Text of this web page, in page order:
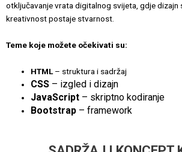
otključavanje vrata digitalnog svijeta, gdje dizajn
kreativnost postaje stvarnost.
Teme koje možete očekivati su:
HTML – struktura i sadržaj
CSS – izgled i dizajn
JavaScript – skriptno kodiranje
Bootstrap – framework